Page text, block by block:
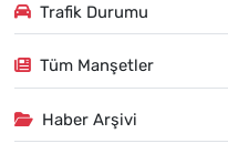
Trafik Durumu
Tüm Manşetler
Haber Arşivi